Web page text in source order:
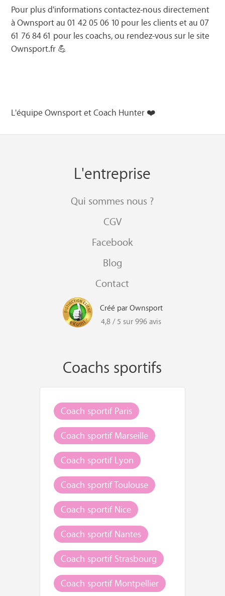
Pour plus d'informations contactez-nous directement
à Ownsport au 01 42 05 06 10 pour les clients et au 07
61 76 84 61 pour les coachs, ou rendez-vous sur le site
Ownsport.fr💪
L'équipe Ownsport et Coach Hunter ❤️
L'entreprise
Qui sommes nous ?
CGV
Facebook
Blog
Contact
Créé par Ownsport
4,8 / 5 sur 996 avis
Coachs sportifs
Coach sportif Paris
Coach sportif Marseille
Coach sportif Lyon
Coach sportif Toulouse
Coach sportif Nice
Coach sportif Nantes
Coach sportif Strasbourg
Coach sportif Montpellier